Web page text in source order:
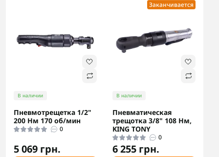
В наличии
Пневмотрещетка 1/2"
200 Нм 170 об/мин
0
5 069 грн.
Заканчивается
В наличии
Пневматическая
трещотка 3/8" 108 Нм,
KING TONY
0
6 255 грн.